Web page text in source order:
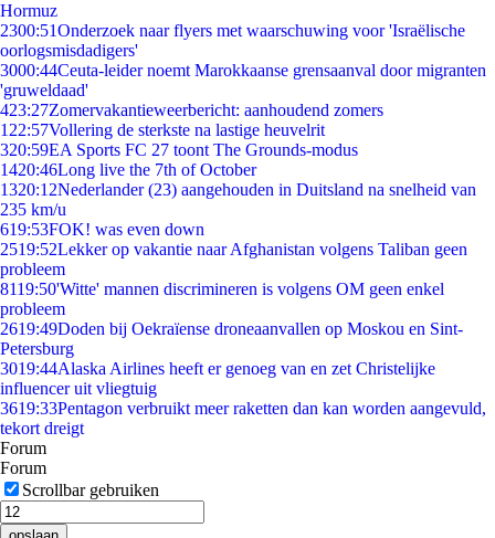
Hormuz
2300:51Onderzoek naar flyers met waarschuwing voor 'Israëlische
oorlogsmisdadigers'
3000:44Ceuta-leider noemt Marokkaanse grensaanval door migranten
'gruweldaad'
423:27Zomervakantieweerbericht: aanhoudend zomers
1 22:57Vollering de sterkste na lastige heuvelrit
320:59EA Sports FC 27 toont The Grounds-modus
1420:46Long live the 7th of October
1320:12Nederlander (23) aangehouden in Duitsland na snelheid van
235 km/u
619:53FOK! was even down
2519:52Lekker op vakantie naar Afghanistan volgens Taliban geen
probleem
8119:50'Witte' mannen discrimineren is volgens OM geen enkel
probleem
2619:49Doden bij Oekraïense droneaanvallen op Moskou en Sint-
Petersburg
3019:44Alaska Airlines heeft er genoeg van en zet Christelijke
influencer uit vliegtuig
3619:33Pentagon verbruikt meer raketten dan kan worden aangevuld,
tekort dreigt
Forum
Forum
Scrollbar gebruiken